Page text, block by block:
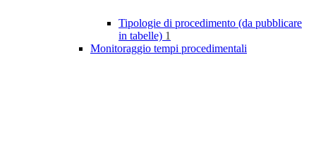
Tipologie di procedimento (da pubblicare
in tabelle) 1
Monitoraggio tempi procedimentali